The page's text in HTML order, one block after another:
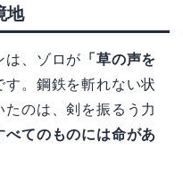
地
は、ゾロが 「草の声を
す。鋼鉄を斬れない状
のは、剣を振るう力
べてのものには命があ